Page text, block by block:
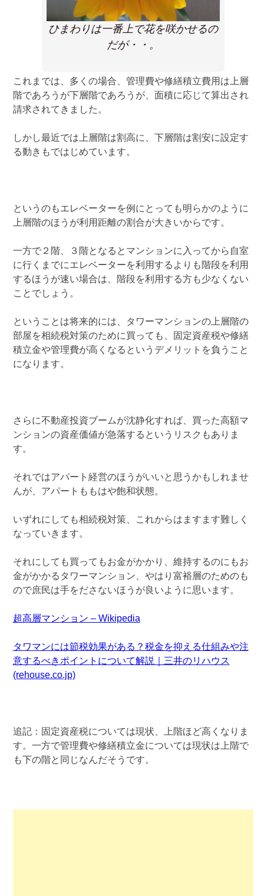
ひまわりは一番上で花を咲かせるの
だが・・。
これまでは、多くの場合、管理費や修繕積立費用は上層
階であろうが下層階であろうが、面積に応じて算出され
請求されてきました。
しかし最近では上層階は割高に、下層階は割安に設定す
る動きもではじめています。
というのもエレベーターを例にとっても明らかのように
上層階のほうが利用距離の割合が大きいからです。
一方で２階、３階となるとマンションに入ってから自室
に行くまでにエレベーターを利用するよりも階段を利用
するほうが速い場合は、階段を利用する方も少なくない
ことでしょう。
ということは将来的には、タワーマンションの上層階の
部屋を相続税対策のために買っても、固定資産税や修繕
積立金や管理費が高くなるというデメリットを負うこと
になります。
さらに不動産投資ブームが沈静化すれば、買った高額マ
ンションの資産価値が急落するというリスクもありま
す。
それではアパート経営のほうがいいと思うかもしれませ
んが、アパートももはや飽和状態。
いずれにしても相続税対策、これからはますます難しく
なっていきます。
それにしても買ってもお金がかかり、維持するのにもお
金がかかるタワーマンション、やはり富裕層のためのも
ので庶民は手をださないほうが良いように思います。
超高層マンション – Wikipedia
タワマンには節税効果がある？税金を抑える仕組みや注
意するべきポイントについて解説｜三井のリハウス
(rehouse.co.jp)
追記：固定資産税については現状、上階ほど高くなりま
す。一方で管理費や修繕積立金については現状は上階で
も下の階と同じなんだそうです。